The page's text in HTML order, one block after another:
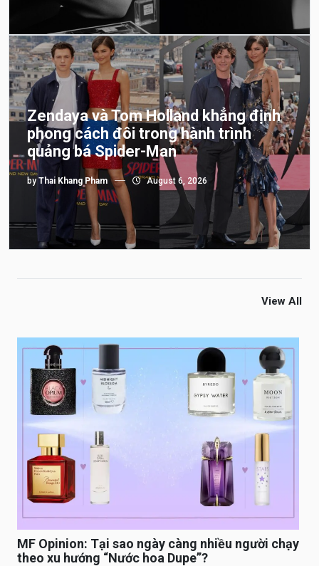
Zendaya và Tom Holland khẳng định
phong cách đôi trong hành trình
quảng bá Spider-Man
by Thai Khang Pham August 6, 2026
View All
MF Opinion: Tại sao ngày càng nhiều người chạy
theo xu hướng “Nước hoa Dupe”?